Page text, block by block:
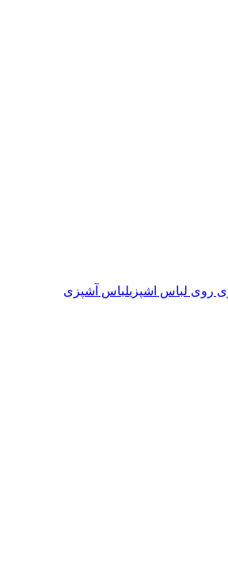
روی لباس اشپزیلباس آشپزی